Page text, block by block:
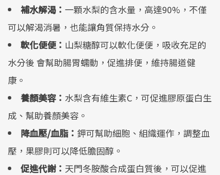
補水解渴： 一顆水梨的含水量，高達90%，不僅
可以解渴消暑，也能讓角質保持水分。
軟化便便： 山梨糖醇可以軟化便便，吸收充足的
水分後 會幫助腸胃蠕動，促進排便，維持腸道健
康。
養顏美容： 水梨含有維生素C，可促進膠原蛋白生
成、幫助養顏美容。
降血壓/血脂： 鉀可幫助細胞、組織運作，調整血
壓，果膠則可以降低膽固醇。
促進代謝： 天門冬胺酸合成蛋白質後，可以促進